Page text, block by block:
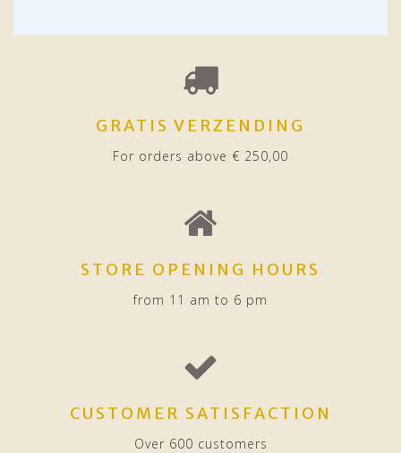
GRATIS VERZENDING
For orders above € 250,00
STORE OPENING HOURS
from 11 am to 6 pm
CUSTOMER SATISFACTION
Over 600 customers